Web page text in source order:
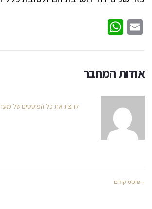
Email
אודות המחבר
להציג את כל הפוסטים של
« פוסט קודם